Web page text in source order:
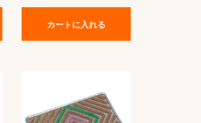
カートに入れる